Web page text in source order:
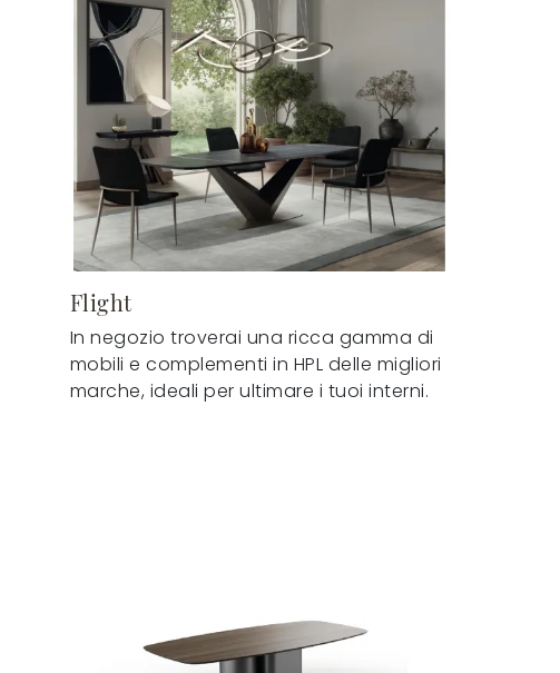
Flight
In negozio troverai una ricca gamma di
mobili e complementi in HPL delle migliori
marche, ideali per ultimare i tuoi interni.